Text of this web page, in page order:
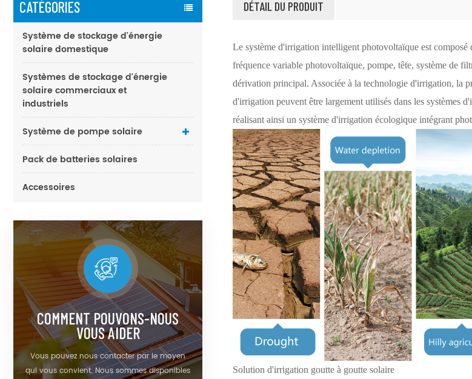
CATÉGORIES
Système de stockage d'énergie
solaire domestique
Systèmes de stockage d'énergie
solaire commerciaux et
industriels
Système de pompe solaire
Pack de batteries solaires
Accessoires
COMMENT POUVONS-NOUS
VOUS AIDER
Vous pouvez nous contacter par le moyen
qui vous convient. Nous sommes disponibles
DÉTAIL DU PRODUIT
Le système d'irrigation intelligent photovoltaïque est composé
fréquence variable photovoltaïque, pompe, tête, système de
dérivation principal. Associée à la technologie d'irrigation, la
d'irrigation peuvent être largement utilisés dans les systèmes
réalisant ainsi un système d'irrigation écologique intégrant
Solution d'irrigation goutte à goutte solaire